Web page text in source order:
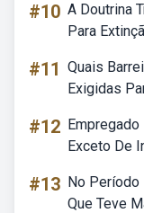
#10 A Doutrina
Para
#11 Quais
Exigidas
#12
Exceto De
#13 No Período
Que Teve